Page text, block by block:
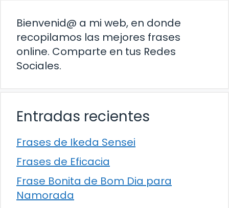
Bienvenid@ a mi web, en donde
recopilamos las mejores frases
online. Comparte en tus Redes
Sociales.
Entradas recientes
Frases de Ikeda Sensei
Frases de Eficacia
Frase Bonita de Bom Dia para
Namorada